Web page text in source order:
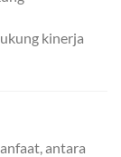
kinerja
antara